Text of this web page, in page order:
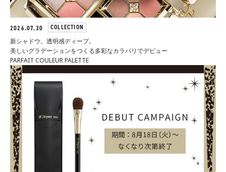
ELEGANCE 2026
MODELING COLOR BASE
ラ プードルシリーズ
商品情報
商品情報トップ
すべての商品
POINT MAKEUP
2026.07.30 COLLECTION
新シャドウ。透明感ディープ。
美しいグラデーションをつくる多彩なカラバリでデビュー
PARFAIT COULEUR PALETTE